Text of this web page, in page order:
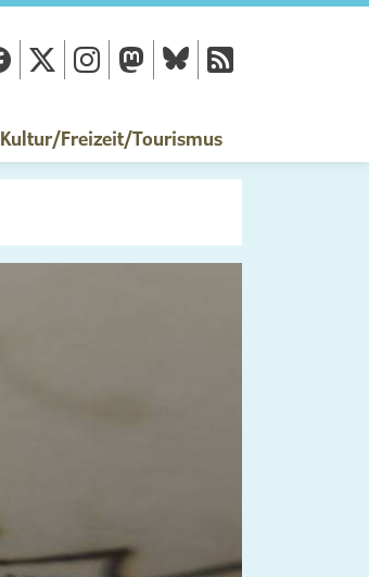
Kultur/Freizeit/Tourismus